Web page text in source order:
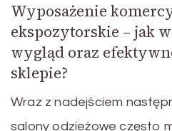
Wyposażenie
ekspozytorskie – jak
wygląd oraz
sklepie?
Wraz z nadejściem
salony odzieżowe często